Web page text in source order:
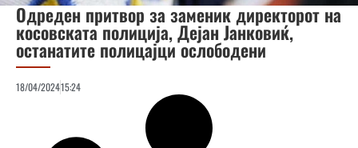
Одреден притвор за заменик директорот на
косовската полиција, Дејан Јанковиќ,
останатите полицајци ослободени
18/04/202415:24